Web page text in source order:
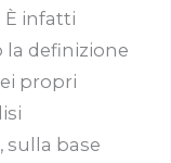
È infatti
definizione
propri
, sulla base